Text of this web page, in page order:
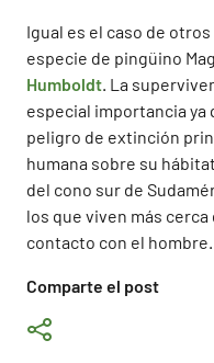
Comparte el post
Igual es el caso de
especie de pingüino
Humboldt. La
especial importancia ya
peligro de extinción
humana sobre su
del cono sur de
los que viven más
contacto con el hombre.